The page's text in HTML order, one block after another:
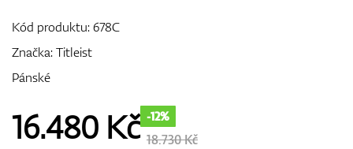
Kód produktu:678C
Značka:Titleist
Pánské
16.480 Kč -12%
18.730 Kč